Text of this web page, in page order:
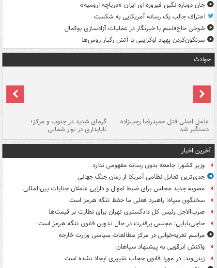
جان دوباره نگین فیروزه ای ایران «دریاچه ارومیه»
اعتراف جالب یک رسانه آمریکایی به شکست
شوخی حاج‌قاسم با خبرنگار در عملیات آزادسازی بوکمال
سرنگون‌کردن پهپاد اوکراینی با آتش رگبار روس‌ها
حوادث
عامل اصلی قتل حمیدرضا رجب‌زاده
دستگیر شد
گرمای شدید در جنوب و مرکز؛
ناپایداری در نوار شمالی
آخرین اخبار
وزیر کشور: جامعه بدون رسانه مفهومی ندارد
جدی‌ترین تقابل نظامی آمریکا از زمان جنگ جهانی
مصوبه جدید مجلس برای ضبط اموال و دارایی عاملان جنایات بین‌المللی
سخنگوی سپاه: راهبرد فعلی ما حفظ تنگه هرمز است
ضرب‌الاجل رئیس کل دادگستری تهران برای نظارت بر قیمت‌ها
حاجی‌بابایی: مجلس پرقدرت در حال تدوین قانون تنگه هرمز است
مراسم تعزیه‌خوانی در مرکز مطالعات سیاسی وزارت خارجه
واکنش ابرقویی به پیشنهاد سپاهان
زینی‌وند: در مورد قانون حجاب تغییری ایجاد نشده است